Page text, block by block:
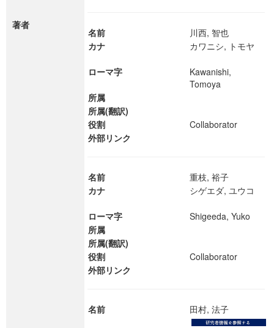
著者
名前
川西, 智也
カナ
カワニシ, トモヤ
ローマ字
Kawanishi,
Tomoya
所属
所属(翻訳)
役割
Collaborator
外部リンク
名前
重枝, 裕子
カナ
シゲエダ, ユウコ
ローマ字
Shigeeda, Yuko
所属
所属(翻訳)
役割
Collaborator
外部リンク
名前 田村, 法子